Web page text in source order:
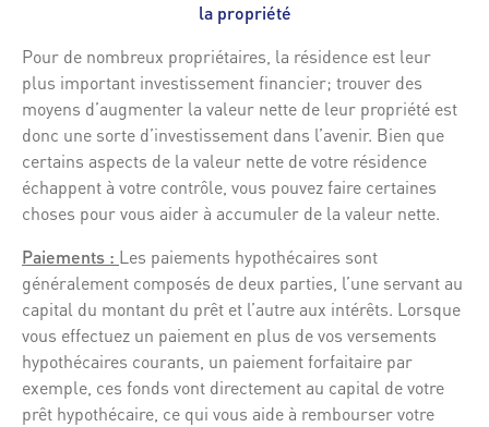
la propriété
Pour de nombreux propriétaires, la résidence est leur
plus important investissement financier; trouver des
moyens d’augmenter la valeur nette de leur propriété est
donc une sorte d’investissement dans l’avenir. Bien que
certains aspects de la valeur nette de votre résidence
échappent à votre contrôle, vous pouvez faire certaines
choses pour vous aider à accumuler de la valeur nette.
Paiements : Les paiements hypothécaires sont
généralement composés de deux parties, l’une servant au
capital du montant du prêt et l’autre aux intérêts. Lorsque
vous effectuez un paiement en plus de vos versements
hypothécaires courants, un paiement forfaitaire par
exemple, ces fonds vont directement au capital de votre
prêt hypothécaire, ce qui vous aide à rembourser votre